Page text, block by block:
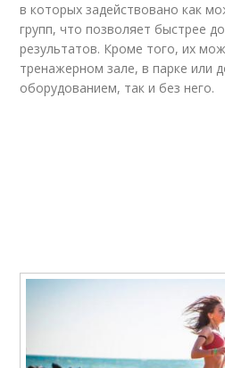
в которых задействовано как
групп, что позволяет быстрее
результатов. Кроме того, их
тренажерном зале, в парке или
оборудованием, так и без него.